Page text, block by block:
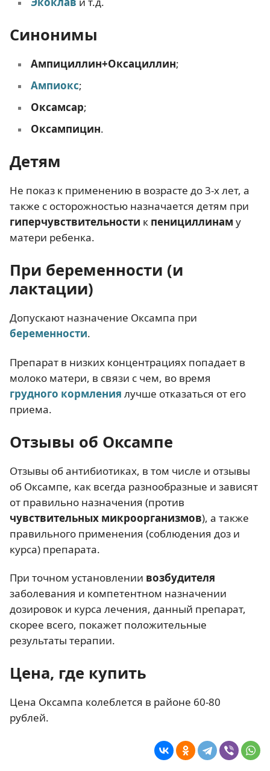
Синонимы
Ампициллин+Оксациллин;
Ампиокс;
Оксамсар;
Оксампицин.
Детям
Не показ к применению в возрасте до 3-х лет, а
также с осторожностью назначается детям при
гиперчувствительности к пенициллинам у
матери ребенка.
При беременности (и
лактации)
Допускают назначение Оксампа при
беременности.
Препарат в низких концентрациях попадает в
молоко матери, в связи с чем, во время
грудного кормления лучше отказаться от его
приема.
Отзывы об Оксампе
Отзывы об антибиотиках, в том числе и отзывы
об Оксампе, как всегда разнообразные и зависят
от правильно назначения (против
чувствительных микроорганизмов), а также
правильного применения (соблюдения доз и
курса) препарата.
При точном установлении возбудителя
заболевания и компетентном назначении
дозировок и курса лечения, данный препарат,
скорее всего, покажет положительные
результаты терапии.
Цена, где купить
Цена Оксампа колеблется в районе 60-80
рублей.